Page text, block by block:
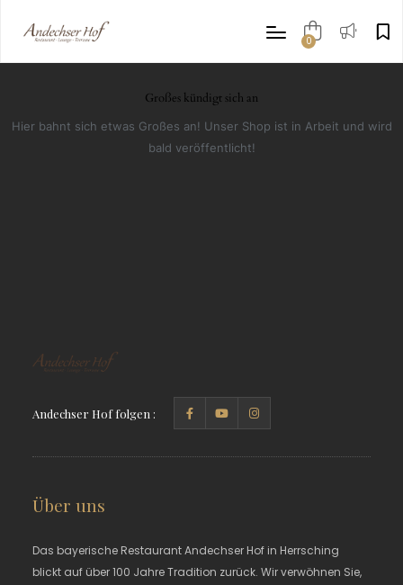
0
Großes kündigt sich an
Hier bahnt sich etwas Großes an! Unser Shop ist in Arbeit und wird
bald veröffentlicht!
Andechser Hof folgen :
Über uns
Das bayerische Restaurant Andechser Hof in Herrsching
blickt auf über 100 Jahre Tradition zurück. Wir verwöhnen Sie,